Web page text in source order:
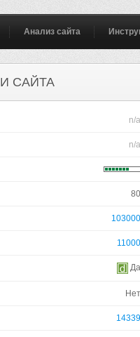
Анализ сайта
САЙТА
n/a
n/a
80
103000
11000
Да
Нет
14339